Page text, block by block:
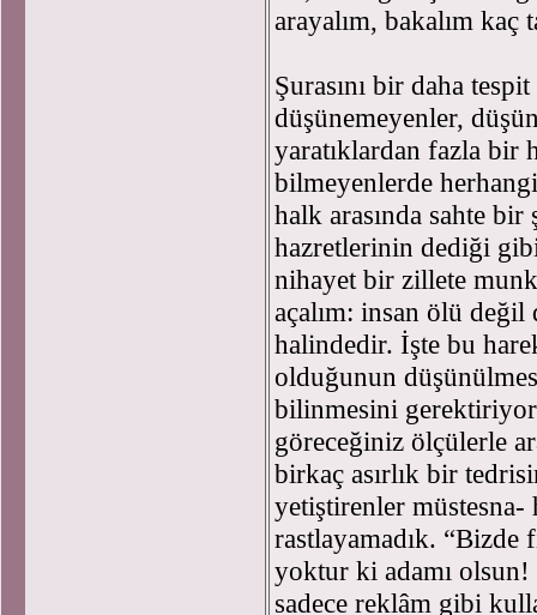
arayalım, bakalım kaç
Şurasını bir daha
düşünemeyenler,
yaratıklardan fazla bir
bilmeyenlerde
halk arasında sahte
hazretlerinin dediği
nihayet bir zillete
açalım: insan ölü değil
halindedir. İşte bu
olduğunun
bilinmesini
göreceğiniz ölçülerle
birkaç asırlık bir
yetiştirenler
rastlayamadık. “Bizde
yoktur ki adamı
sadece reklâm gibi